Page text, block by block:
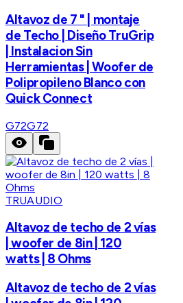
Altavoz de 7 " | montaje
de Techo | Diseño TruGrip
| Instalacion Sin
Herramientas | Woofer de
Polipropileno Blanco con
Quick Connect
G72G72
TRUAUDIO
Altavoz de techo de 2 vías
| woofer de 8in | 120
watts | 8 Ohms
Altavoz de techo de 2 vías